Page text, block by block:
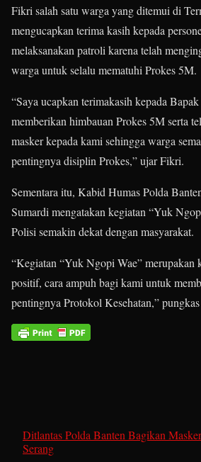
Fikri salah satu warga yang ditemui di
mengucapkan terima kasih kepada
melaksanakan patroli karena telah
warga untuk selalu mematuhi Prokes 5M.
“Saya ucapkan terimakasih kepada
memberikan himbauan Prokes 5M serta
masker kepada kami sehingga warga
pentingnya disiplin Prokes,” ujar Fikri.
Sementara itu, Kabid Humas Polda
Sumardi mengatakan kegiatan “Yuk
Polisi semakin dekat dengan masyarakat.
“Kegiatan “Yuk Ngopi Wae” merupakan
positif, cara ampuh bagi kami untuk
pentingnya Protokol Kesehatan,”
Ditlantas Polda Banten Bagikan
Serang